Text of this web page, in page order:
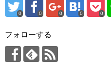
0 0 0 0 0
フォローする